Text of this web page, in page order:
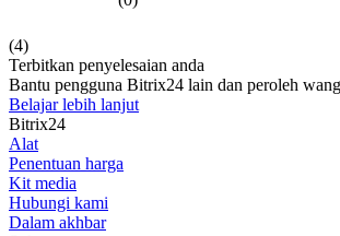
(4)
Terbitkan penyelesaian anda
Bantu pengguna Bitrix24 lain dan peroleh
Belajar lebih lanjut
Bitrix24
Alat
Penentuan harga
Kit media
Hubungi kami
Dalam akhbar